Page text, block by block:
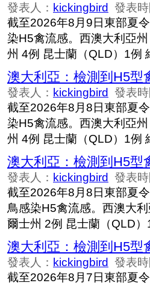
發表人： kickingbird 發表時
截至2026年8月9日東部夏
染H5禽流感。西澳大利亞
州 4例 昆士蘭（QLD）1例
澳大利亞：檢測到H5型
發表人： kickingbird 發表時
截至2026年8月8日東部夏
染H5禽流感。西澳大利亞
州 4例 昆士蘭（QLD）1例
澳大利亞：檢測到H5型
發表人： kickingbird 發表時
截至2026年8月8日東部夏
鳥感染H5禽流感。西澳大
爾士州 2例 昆士蘭（QLD
澳大利亞：檢測到H5型
發表人： kickingbird 發表時
截至2026年8月7日東部夏